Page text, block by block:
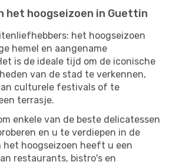
het hoogseizoen in Guettin
het hoogseizoen
hemel en aangename
is de ideale tijd om de iconische
van de stad te verkennen,
culturele festivals of te
terrasje.
enkele van de beste delicatessen
en u te verdiepen in de
het hoogseizoen heeft u een
restaurants, bistro's en